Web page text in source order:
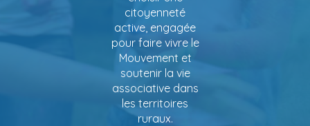
citoyenneté
active, engagée
pour faire vivre le
Mouvement et
soutenir la vie
associative dans
les territoires
ruraux.